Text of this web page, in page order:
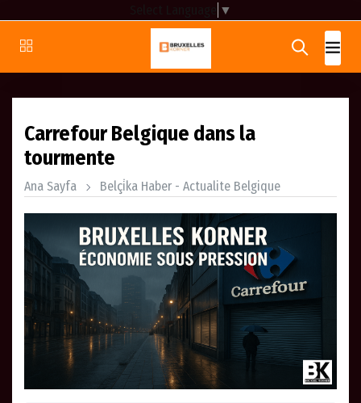
▼
Carrefour Belgique dans la
tourmente
Ana Sayfa Belçi̇ka Haber - Actualite Belgique